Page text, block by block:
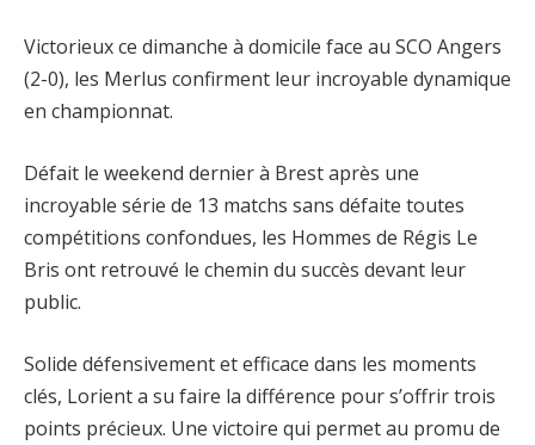
Victorieux ce dimanche à domicile face au SCO Angers
(2-0), les Merlus confirment leur incroyable dynamique
en championnat.
Défait le weekend dernier à Brest après une
incroyable série de 13 matchs sans défaite toutes
compétitions confondues, les Hommes de Régis Le
Bris ont retrouvé le chemin du succès devant leur
public.
Solide défensivement et efficace dans les moments
clés, Lorient a su faire la différence pour s’offrir trois
points précieux. Une victoire qui permet au promu de